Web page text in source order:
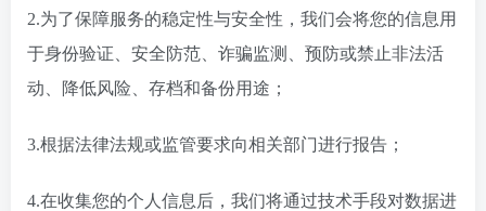
2.为了保障服务的稳定性与安全性，我们会将您的信息用
于身份验证、安全防范、诈骗监测、预防或禁止非法活
动、降低风险、存档和备份用途；
3.根据法律法规或监管要求向相关部门进行报告；
4.在收集您的个人信息后，我们将通过技术手段对数据进